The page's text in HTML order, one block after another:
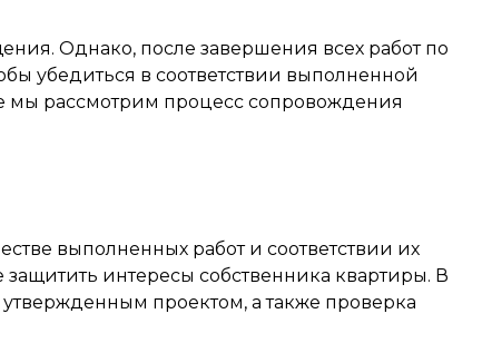
Однако, после завершения всех работ по
убедиться в соответствии выполненной
мы рассмотрим процесс сопровождения
выполненных работ и соответствии их
защитить интересы собственника квартиры. В
проектом, а также проверка